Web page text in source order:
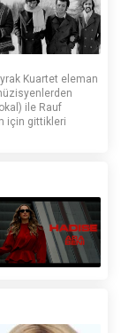
Kuartet eleman
ile Rauf
için gittikleri